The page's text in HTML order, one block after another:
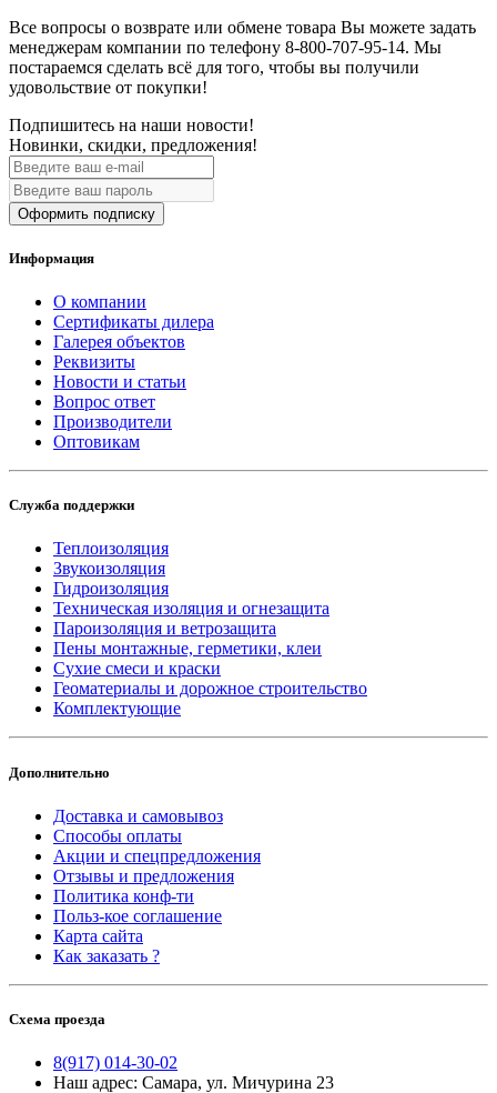
Все вопросы о возврате или обмене товара Вы можете задать
менеджерам компании по телефону 8-800-707-95-14. Мы
постараемся сделать всё для того, чтобы вы получили
удовольствие от покупки!
Подпишитесь на наши новости!
Новинки, скидки, предложения!
Оформить подписку
Информация
О компании
Сертификаты дилера
Галерея объектов
Реквизиты
Новости и статьи
Вопрос ответ
Производители
Оптовикам
Служба поддержки
Теплоизоляция
Звукоизоляция
Гидроизоляция
Техническая изоляция и огнезащита
Пароизоляция и ветрозащита
Пены монтажные, герметики, клеи
Сухие смеси и краски
Геоматериалы и дорожное строительство
Комплектующие
Дополнительно
Доставка и самовывоз
Способы оплаты
Акции и спецпредложения
Отзывы и предложения
Политика конф-ти
Польз-кое соглашение
Карта сайта
Как заказать ?
Схема проезда
8(917) 014-30-02
Наш адрес: Самара, ул. Мичурина 23